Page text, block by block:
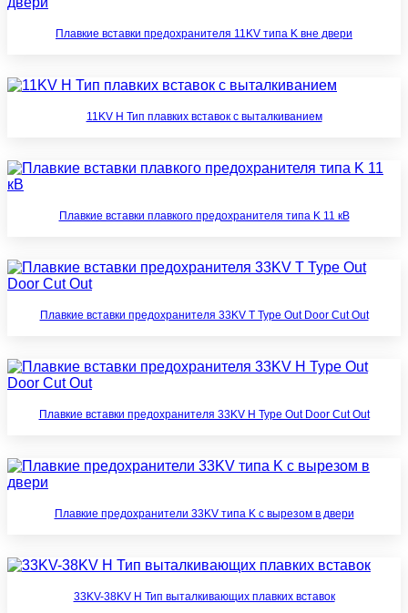
Плавкие вставки предохранителя 11KV типа K вне двери
11KV H Тип плавких вставок с выталкиванием
Плавкие вставки плавкого предохранителя типа K 11 кВ
Плавкие вставки предохранителя 33KV T Type Out Door Cut Out
Плавкие вставки предохранителя 33KV H Type Out Door Cut Out
Плавкие предохранители 33KV типа K с вырезом в двери
33KV-38KV H Тип выталкивающих плавких вставок